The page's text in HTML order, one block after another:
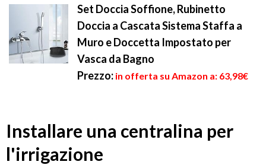
Set Doccia Soffione, Rubinetto
Doccia a Cascata Sistema Staffa a
Muro e Doccetta Impostato per
Vasca da Bagno
Prezzo: in offerta su Amazon a: 63,98€
Installare una centralina per
l'irrigazione